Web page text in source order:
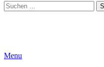
Suchen
nach:
Menu